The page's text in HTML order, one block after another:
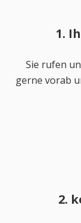
1.
Sie rufen
gerne vorab
2.